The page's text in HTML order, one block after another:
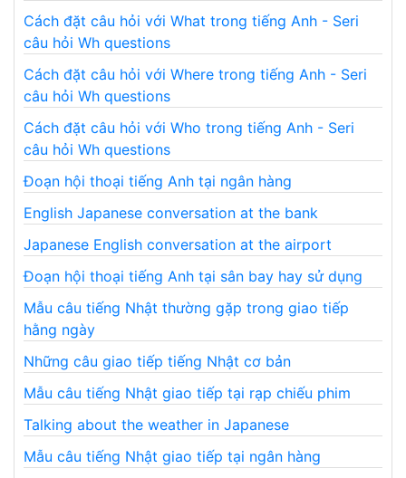
Cách đặt câu hỏi với What trong tiếng Anh - Seri
câu hỏi Wh questions
Cách đặt câu hỏi với Where trong tiếng Anh - Seri
câu hỏi Wh questions
Cách đặt câu hỏi với Who trong tiếng Anh - Seri
câu hỏi Wh questions
Đoạn hội thoại tiếng Anh tại ngân hàng
English Japanese conversation at the bank
Japanese English conversation at the airport
Đoạn hội thoại tiếng Anh tại sân bay hay sử dụng
Mẫu câu tiếng Nhật thường gặp trong giao tiếp
hằng ngày
Những câu giao tiếp tiếng Nhật cơ bản
Mẫu câu tiếng Nhật giao tiếp tại rạp chiếu phim
Talking about the weather in Japanese
Mẫu câu tiếng Nhật giao tiếp tại ngân hàng